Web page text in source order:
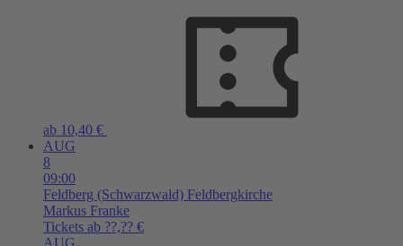
ab 10,40 €
AUG
8
09:00
Feldberg (Schwarzwald) Feldbergkirche
Markus Franke
Tickets ab ??,?? €
AUG